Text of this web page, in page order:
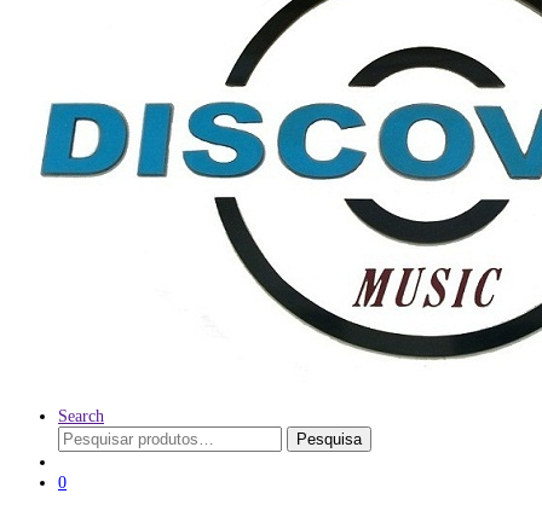
Search
Pesquisar
por:
Pesquisa
0